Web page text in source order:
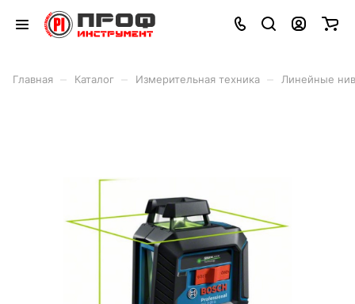
Главная Каталог Измерительная техника Линейные